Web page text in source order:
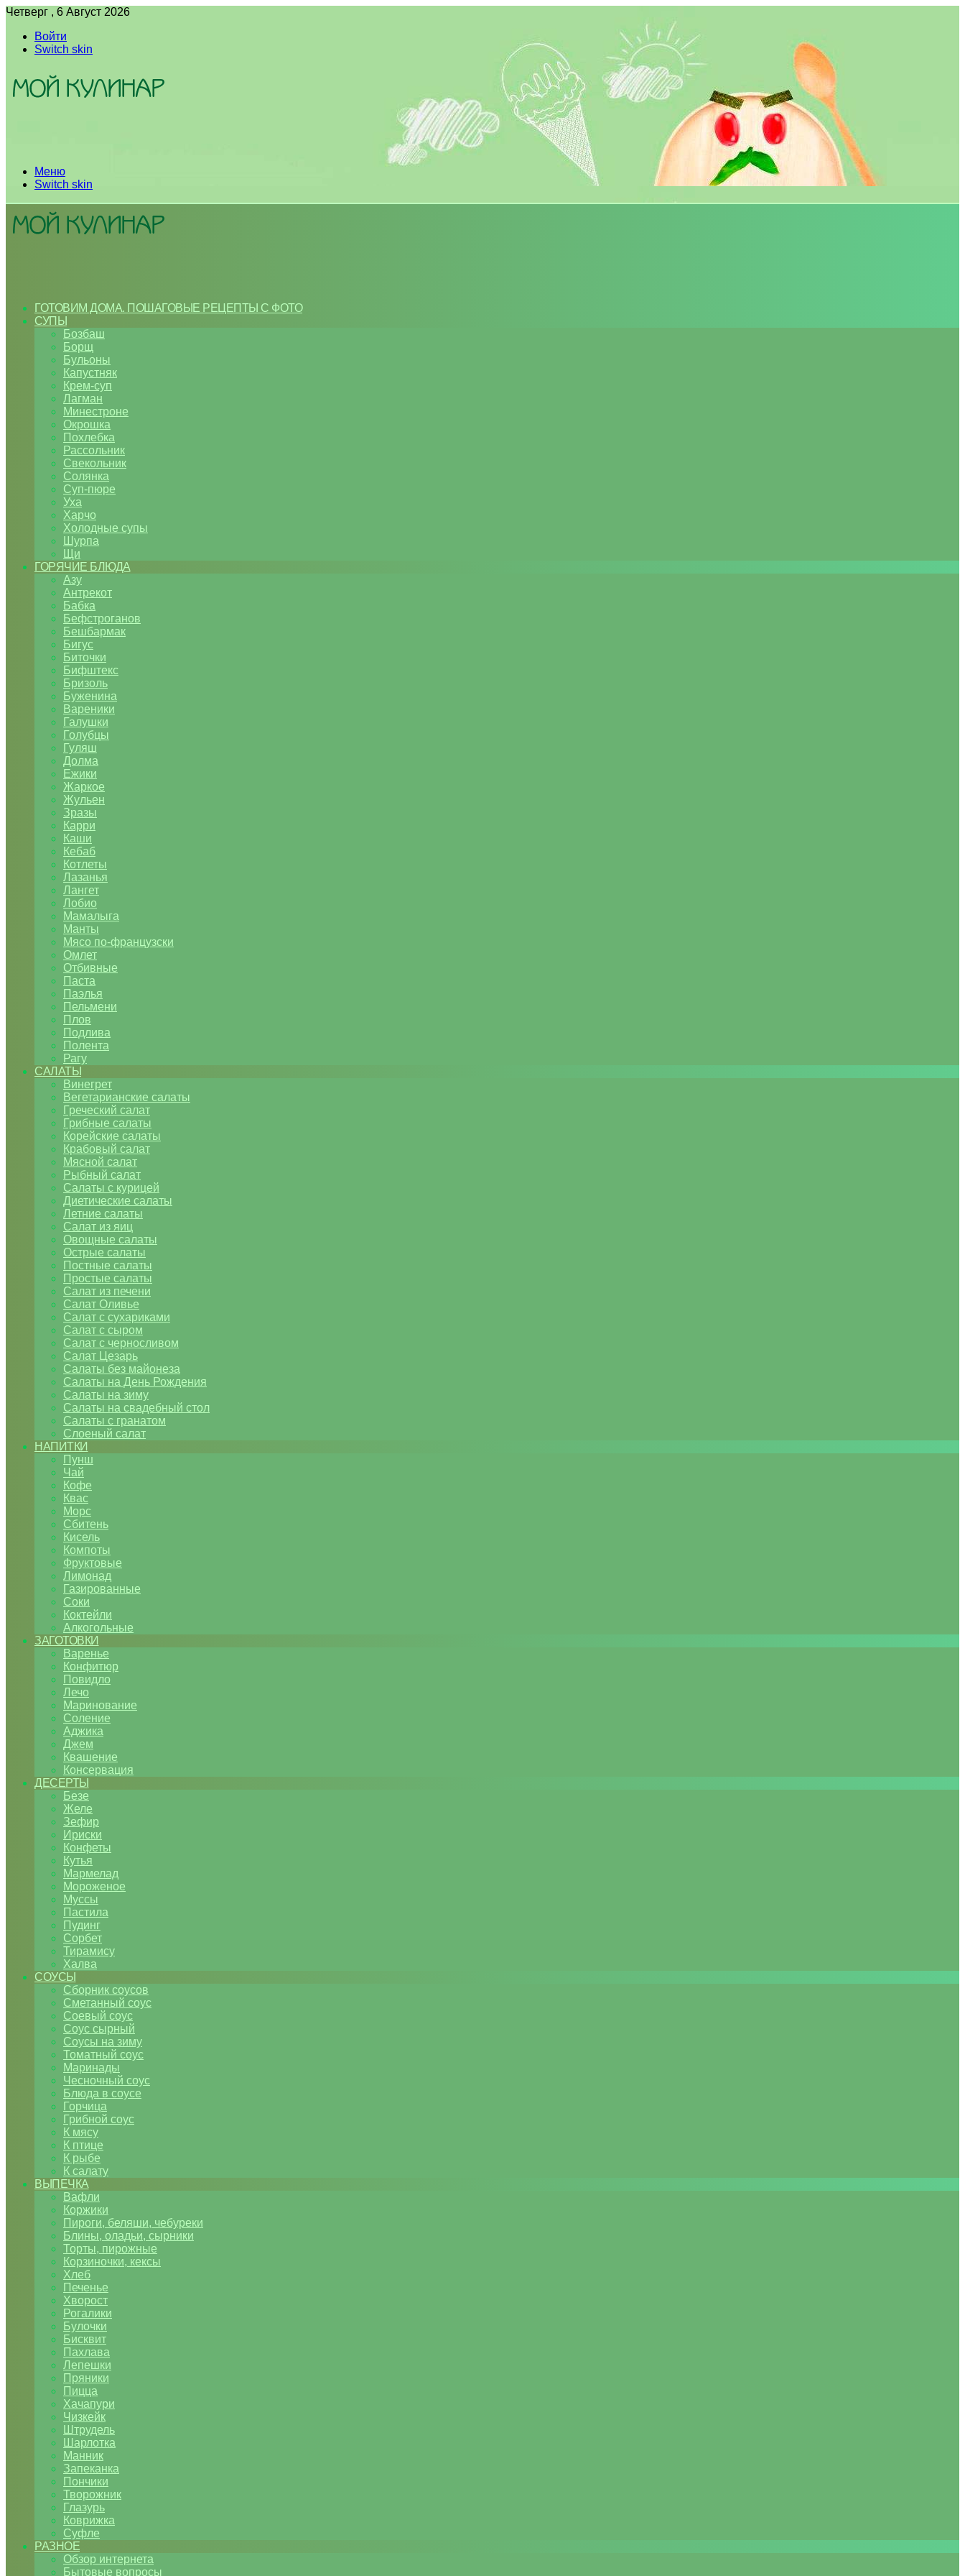
Четверг , 6 Август 2026
Войти
Switch skin
Меню
Switch skin
ГОТОВИМ ДОМА. ПОШАГОВЫЕ РЕЦЕПТЫ С ФОТО
СУПЫ
Бозбаш
Борщ
Бульоны
Капустняк
Крем-суп
Лагман
Минестроне
Окрошка
Похлебка
Рассольник
Свекольник
Солянка
Суп-пюре
Уха
Харчо
Холодные супы
Шурпа
Щи
ГОРЯЧИЕ БЛЮДА
Азу
Антрекот
Бабка
Бефстроганов
Бешбармак
Бигус
Биточки
Бифштекс
Бризоль
Буженина
Вареники
Галушки
Голубцы
Гуляш
Долма
Ежики
Жаркое
Жульен
Зразы
Карри
Каши
Кебаб
Котлеты
Лазанья
Лангет
Лобио
Мамалыга
Манты
Мясо по-французски
Омлет
Отбивные
Паста
Паэлья
Пельмени
Плов
Подлива
Полента
Рагу
САЛАТЫ
Винегрет
Вегетарианские салаты
Греческий салат
Грибные салаты
Корейские салаты
Крабовый салат
Мясной салат
Рыбный салат
Салаты с курицей
Диетические салаты
Летние салаты
Салат из яиц
Овощные салаты
Острые салаты
Постные салаты
Простые салаты
Салат из печени
Салат Оливье
Салат с сухариками
Салат с сыром
Салат с черносливом
Салат Цезарь
Салаты без майонеза
Салаты на День Рождения
Салаты на зиму
Салаты на свадебный стол
Салаты с гранатом
Слоеный салат
НАПИТКИ
Пунш
Чай
Кофе
Квас
Морс
Сбитень
Кисель
Компоты
Фруктовые
Лимонад
Газированные
Соки
Коктейли
Алкогольные
ЗАГОТОВКИ
Варенье
Конфитюр
Повидло
Лечо
Маринование
Соление
Аджика
Джем
Квашение
Консервация
ДЕСЕРТЫ
Безе
Желе
Зефир
Ириски
Конфеты
Кутья
Мармелад
Мороженое
Муссы
Пастила
Пудинг
Сорбет
Тирамису
Халва
СОУСЫ
Сборник соусов
Сметанный соус
Соевый соус
Соус сырный
Соусы на зиму
Томатный соус
Маринады
Чесночный соус
Блюда в соусе
Горчица
Грибной соус
К мясу
К птице
К рыбе
К салату
ВЫПЕЧКА
Вафли
Коржики
Пироги, беляши, чебуреки
Блины, оладьи, сырники
Торты, пирожные
Корзиночки, кексы
Хлеб
Печенье
Хворост
Рогалики
Булочки
Бисквит
Пахлава
Лепешки
Пряники
Пицца
Хачапури
Чизкейк
Штрудель
Шарлотка
Манник
Запеканка
Пончики
Творожник
Глазурь
Коврижка
Суфле
РАЗНОЕ
Обзор интернета
Бытовые вопросы